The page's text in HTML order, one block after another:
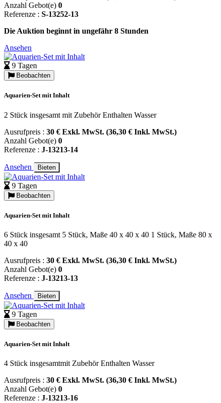
Anzahl Gebot(e) 0
Referenze : S-13252-13
Die Auktion beginnt in ungefähr 8 Stunden
Ansehen
9 Tagen
Beobachten
Aquarien-Set mit Inhalt
2 Stück insgesamt mit Zubehör Enthalten Wasser
Ausrufpreis : 30 € Exkl. MwSt. (36,30 € Inkl. MwSt.)
Anzahl Gebot(e) 0
Referenze : J-13213-14
Ansehen Bieten
9 Tagen
Beobachten
Aquarien-Set mit Inhalt
6 Stück insgesamt 5 Stück, Maße 40 x 40 x 40 1 Stück, Maße 80 x
40 x 40
Ausrufpreis : 30 € Exkl. MwSt. (36,30 € Inkl. MwSt.)
Anzahl Gebot(e) 0
Referenze : J-13213-13
Ansehen Bieten
9 Tagen
Beobachten
Aquarien-Set mit Inhalt
4 Stück insgesamtmit Zubehör Enthalten Wasser
Ausrufpreis : 30 € Exkl. MwSt. (36,30 € Inkl. MwSt.)
Anzahl Gebot(e) 0
Referenze : J-13213-16